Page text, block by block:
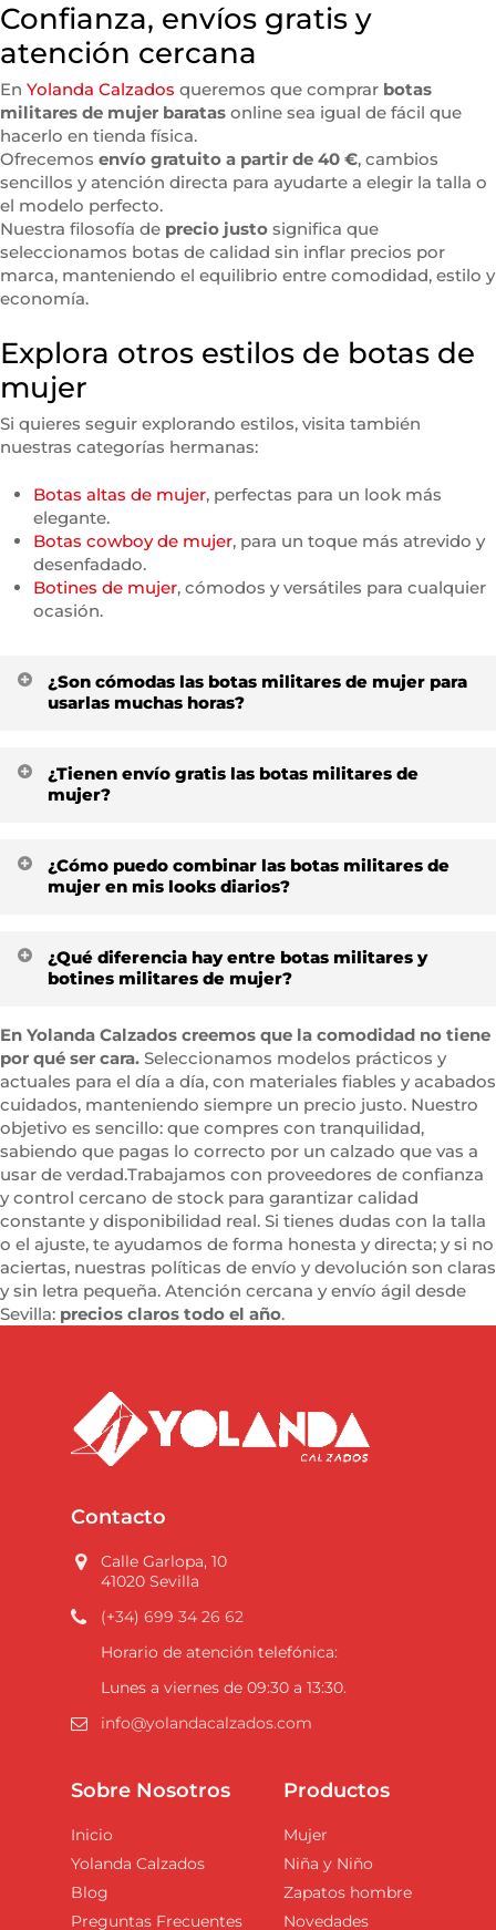
Confianza, envíos gratis y
atención cercana
En Yolanda Calzados queremos que comprar botas
militares de mujer baratas online sea igual de fácil que
hacerlo en tienda física.
Ofrecemos envío gratuito a partir de 40 €, cambios
sencillos y atención directa para ayudarte a elegir la talla o
el modelo perfecto.
Nuestra filosofía de precio justo significa que
seleccionamos botas de calidad sin inflar precios por
marca, manteniendo el equilibrio entre comodidad, estilo y
economía.
Explora otros estilos de botas de
mujer
Si quieres seguir explorando estilos, visita también
nuestras categorías hermanas:
Botas altas de mujer, perfectas para un look más
elegante.
Botas cowboy de mujer, para un toque más atrevido y
desenfadado.
Botines de mujer, cómodos y versátiles para cualquier
ocasión.
¿Son cómodas las botas militares de mujer para
usarlas muchas horas?
de mujer pensadas para el uso diario, con suelas
ligeras, hormas amplias y materiales suaves. Son
¿Tienen envío gratis las botas militares de
mujer?
40 €. Si añades otro par a tu pedido, como hizo Lucía,
puedes llevarte tus botas militares de mujer sin pagar
¿Cómo puedo combinar las botas militares de
mujer en mis looks diarios?
vaqueros, leggings o vestidos. Puedes usarlas con
prendas básicas para un look cómodo de diario o
más cañero y actual a tu estilo.
¿Qué diferencia hay entre botas militares y
botines militares de mujer?
Las botas militares de mujer suelen tener la caña
media o alta, mientras que los botines militares quedan
a la altura del tobillo. Las primeras protegen algo más
del frío y la lluvia; los botines son más ligeros y fáciles
de llevar en entretiempo.
En Yolanda Calzados creemos que la comodidad no tiene
por qué ser cara. Seleccionamos modelos prácticos y
actuales para el día a día, con materiales fiables y acabados
cuidados, manteniendo siempre un precio justo. Nuestro
objetivo es sencillo: que compres con tranquilidad,
sabiendo que pagas lo correcto por un calzado que vas a
usar de verdad.Trabajamos con proveedores de confianza
y control cercano de stock para garantizar calidad
constante y disponibilidad real. Si tienes dudas con la talla
o el ajuste, te ayudamos de forma honesta y directa; y si no
aciertas, nuestras políticas de envío y devolución son claras
y sin letra pequeña. Atención cercana y envío ágil desde
Sevilla: precios claros todo el año.
Contacto
Calle Garlopa, 10
41020 Sevilla
(+34) 699 34 26 62
Horario de atención telefónica:
Lunes a viernes de 09:30 a 13:30.
info@yolandacalzados.com
Sobre Nosotros
Inicio
Yolanda Calzados
Blog
Preguntas Frecuentes
Productos
Mujer
Niña y Niño
Zapatos hombre
Novedades